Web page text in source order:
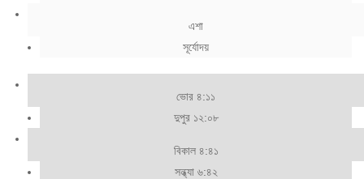
এশা
সূর্যোদয়
ভোর ৪:১১
দুপুর ১২:০৮
বিকাল ৪:৪১
সন্ধ্যা ৬:৪২